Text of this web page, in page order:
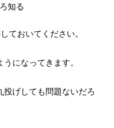
知る
ておいてください。
になってきます。
投げしても問題ないだろ